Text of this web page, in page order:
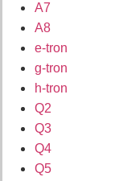
A7
A8
e-tron
g-tron
h-tron
Q2
Q3
Q4
Q5